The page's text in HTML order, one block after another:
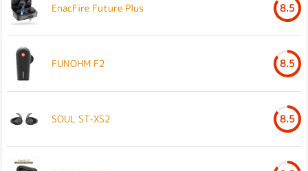
EnacFire Future Plus 8.5
FUNOHM F2 8.5
SOUL ST-XS2 8.5